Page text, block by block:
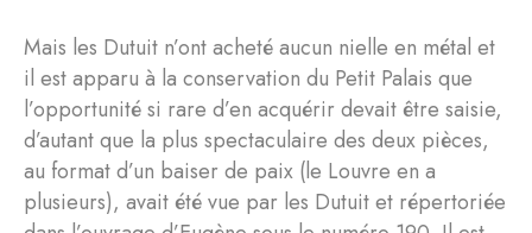
Mais les Dutuit n’ont acheté aucun nielle en métal et
il est apparu à la conservation du Petit Palais que
l’opportunité si rare d’en acquérir devait être saisie,
d’autant que la plus spectaculaire des deux pièces,
au format d’un baiser de paix (le Louvre en a
plusieurs), avait été vue par les Dutuit et répertoriée